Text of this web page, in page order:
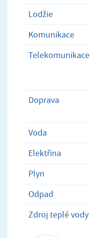
Lodžie
Komunikace
Telekomunikace
Doprava
Voda
Elektřina
Plyn
Odpad
Zdroj teplé vody